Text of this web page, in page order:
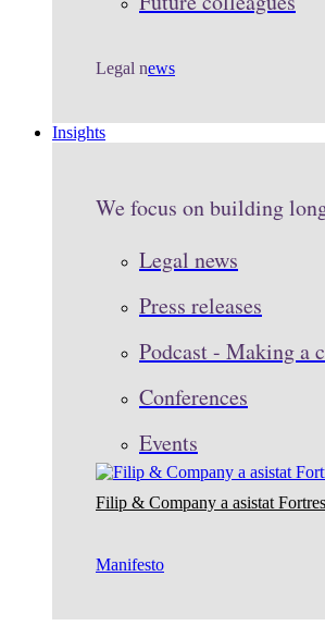
Legal news
Insights
We focus on building
Legal news
Press releases
Podcast - Making a
Conferences
Events
Filip & Company a asistat
Manifesto